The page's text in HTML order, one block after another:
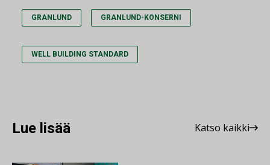
GRANLUND GRANLUND-KONSERNI
WELL BUILDING STANDARD
Lue lisää Katso kaikki